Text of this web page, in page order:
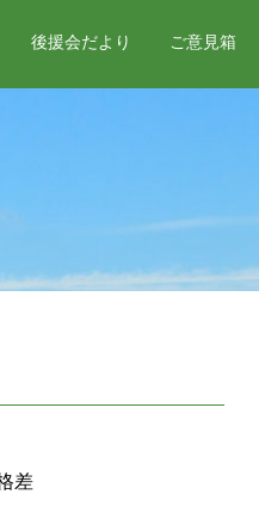
後援会だより ご意見箱
差